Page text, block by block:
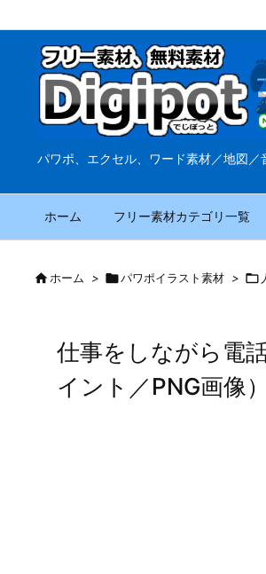
パワポ、エクセル、ワード素材／地図
ホーム フリー素材カテゴリ一覧
ホーム > パワポイラスト素材 > 
仕事をしながら電
イント／PNG画像）